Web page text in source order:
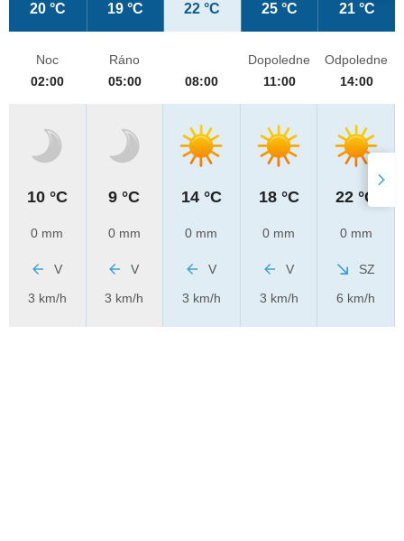
20 °C 19 °C 22 °C 25 °C 21 °C
Noc
02:00
10 °C
0 mm
V
3 km/h
Ráno
05:00
9 °C
0 mm
V
3 km/h
08:00
14 °C
0 mm
V
3 km/h
Dopoledne
11:00
18 °C
0 mm
V
3 km/h
Odpoledne
14:00
22 °C
0 mm
SZ
6 km/h